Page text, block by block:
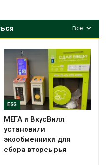
Все
ESG
МЕГА и ВкусВилл
установили
экообменники для
сбора вторсырья